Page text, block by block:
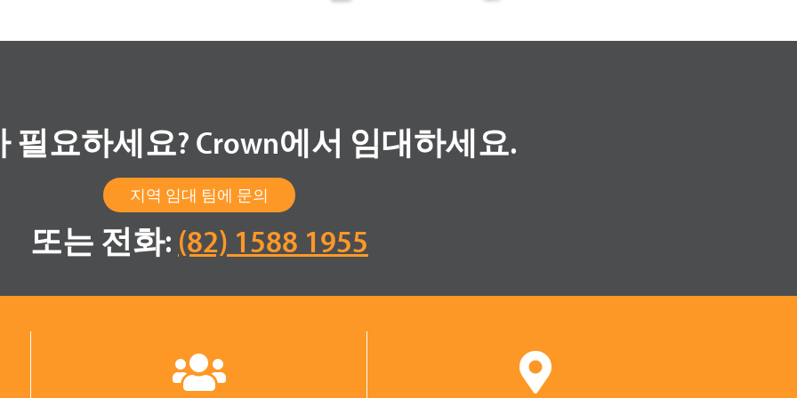
필요하세요? Crown에서 임대하세요.
지역 임대 팀에 문의
또는 전화: (82) 1588 1955